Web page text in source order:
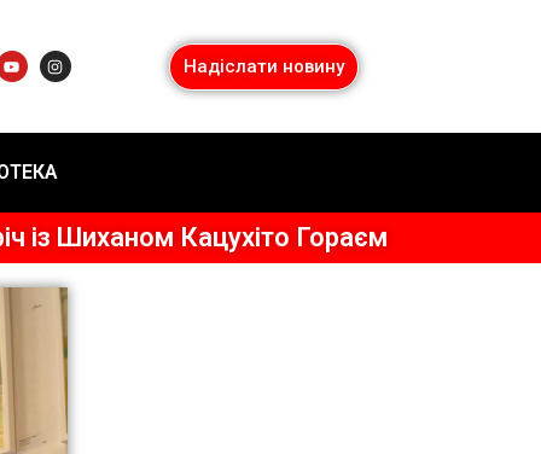
Надіслати новину
із Шиханом Кацухіто Гораєм